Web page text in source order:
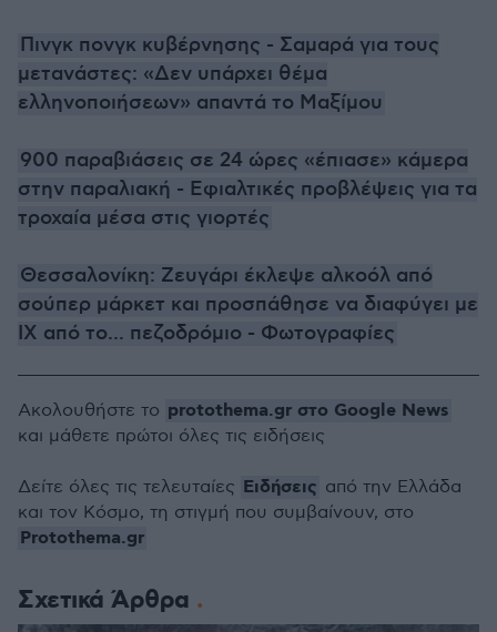
Πινγκ πονγκ κυβέρνησης - Σαμαρά για τους
μετανάστες: «Δεν υπάρχει θέμα
ελληνοποιήσεων» απαντά το Μαξίμου
900 παραβιάσεις σε 24 ώρες «έπιασε» κάμερα
στην παραλιακή - Εφιαλτικές προβλέψεις για τα
τροχαία μέσα στις γιορτές
Θεσσαλονίκη: Ζευγάρι έκλεψε αλκοόλ από
σούπερ μάρκετ και προσπάθησε να διαφύγει με
ΙΧ από το... πεζοδρόμιο - Φωτογραφίες
Σχετικά Άρθρα
Ακολουθήστε το protothema.gr στο Google News
και μάθετε πρώτοι όλες τις ειδήσεις
Δείτε όλες τις τελευταίες Ειδήσεις από την Ελλάδα
και τον Κόσμο, τη στιγμή που συμβαίνουν, στο
Protothema.gr